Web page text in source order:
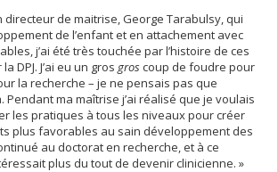
directeur de maitrise, George Tarabulsy, qui
de l’enfant et en attachement avec
j’ai été très touchée par l’histoire de ces
DPJ. J’ai eu un gros groscoup de foudre pour
la recherche – je ne pensais pas que
Pendant ma maîtrise j’ai réalisé que je voulais
les pratiques à tous les niveaux pour créer
plus favorables au sain développement des
au doctorat en recherche, et à ce
plus du tout de devenir clinicienne. »